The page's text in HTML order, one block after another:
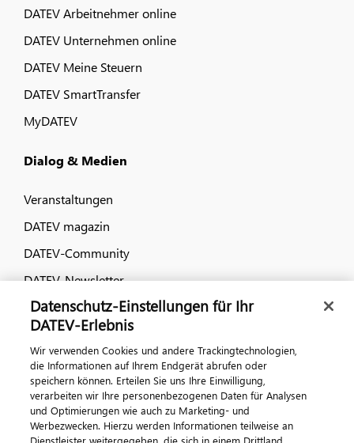
DATEV Arbeitnehmer online
DATEV Unternehmen online
DATEV Meine Steuern
DATEV SmartTransfer
MyDATEV
Dialog & Medien
Veranstaltungen
DATEV magazin
DATEV-Community
DATEV-Newsletter
Kontaktieren Sie uns
Datenschutz-Einstellungen für Ihr
DATEV-Erlebnis
Wir verwenden Cookies und andere Trackingtechnologien,
die Informationen auf Ihrem Endgerät abrufen oder
speichern können. Erteilen Sie uns Ihre Einwilligung,
verarbeiten wir Ihre personenbezogenen Daten für Analysen
und Optimierungen wie auch zu Marketing- und
Werbezwecken. Hierzu werden Informationen teilweise an
Dienstleister weitergegeben, die sich in einem Drittland